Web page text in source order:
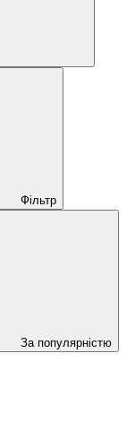
Фільтр
За популярністю